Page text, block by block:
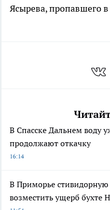
Ясырева, пропавшего в
В Спасске Дальнем воду
продолжают откачку
16:14
В Приморье
возместить ущерб бухте